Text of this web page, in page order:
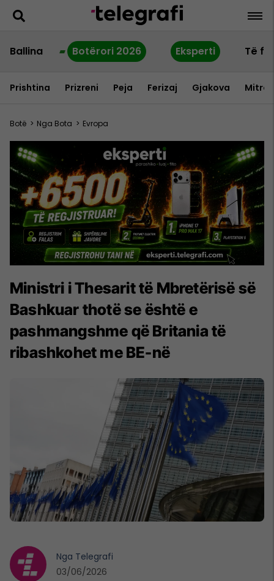
Ballina Botërori 2026 Eksperti Të
Prishtina Prizreni Peja Ferizaj Gjakova
Botë > Nga Bota > Evropa
Ministri i Thesarit të Mbretërisë së
Bashkuar thotë se është e
pashmangshme që Britania të
ribashkohet me BE-në
Nga Telegrafi
03/06/2026